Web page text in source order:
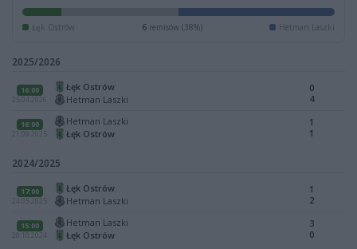
Łęk Ostrów 6 remisów (38%) Hetman Laszki
2025/2026
16:00
25.04.2026
Łęk Ostrów
Hetman Laszki
0
4
16:00
21.09.2025
Hetman Laszki
Łęk Ostrów
1
1
2024/2025
17:00
24.05.2025
Łęk Ostrów
Hetman Laszki
1
2
15:00
20.10.2024
Hetman Laszki
Łęk Ostrów
3
0